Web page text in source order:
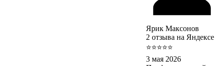
Ярик Максонов
2 отзыва на Яндексе
⭐⭐⭐⭐⭐
3 мая 2026